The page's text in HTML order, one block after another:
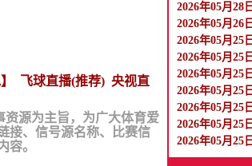
飞球直播(推荐) 央视直
源为主旨，为广大体育爱
接、信号源名称、比赛信
容。